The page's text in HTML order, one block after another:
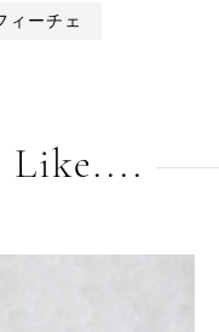
ィーチェ
Like....